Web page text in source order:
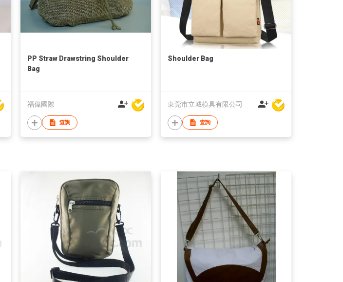
PP Straw Drawstring Shoulder
Bag
福偉國際
查詢
Shoulder Bag
東莞市立城模具有限公司
查詢